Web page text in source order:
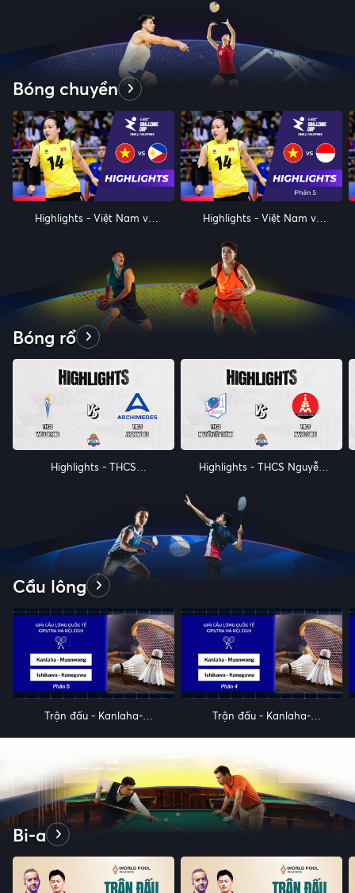
Nội Cúp LS 2022 - Phần 12
Nội Cúp LS 2022 - Phần 11
Bóng chuyền
Highlights - Việt Nam vs
VLeague 2024
Highlights - Việt Nam vs
bóng chuyền nữ SEA
VLeague 2024 - Phần 5
Bóng rổ
Highlights - THCS
giải bóng rổ VSBL 2023
Highlights - THCS Nguyễn
Curie - Vòng tứ kết giải
bóng rổ VSBL 2023
Cầu lông
Trận đấu - Kanlaha-
nữ - Giải cầu lông quốc tế
Ciputra Hà Nội 2024 - Phần
5
Trận đấu - Kanlaha-
nữ - Giải cầu lông quốc tế
Ciputra Hà Nội 2024 - Phần
4
Bi-a